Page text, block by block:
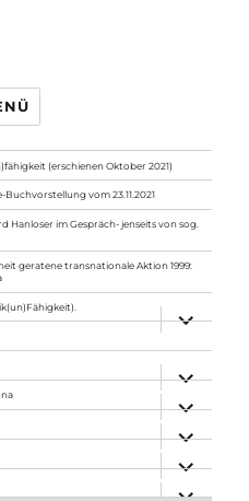
(erschienen Oktober 2021)
vom 23.11.2021
Hanloser im Gespräch- jenseits von sog.
geratene transnationale Aktion 1999:
anzeigen
anzeigen
anzeigen
anzeigen
anzeigen